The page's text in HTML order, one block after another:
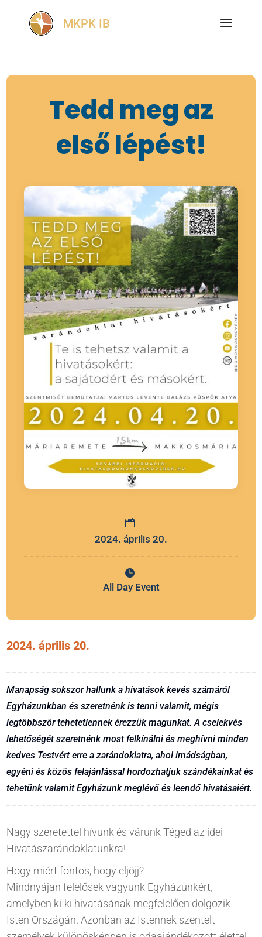
Tedd meg az
első lépést!
2024. április 20.
All Day Event
2024. április 20.
Manapság sokszor hallunk a hivatások kevés számáról
Egyházunkban és szeretnénk is tenni valamit, mégis
legtöbbször tehetetlennek érezzük magunkat. A cselekvés
lehetőségét szeretnénk most felkínálni és meghívni minden
kedves Testvért erre a zarándoklatra, ahol imádságban,
egyéni és közös felajánlással hordozhatjuk szándékainkat és
tehetünk valamit Egyházunk meglévő és leendő hivatásaiért.
Nagy szeretettel hívunk és várunk Téged az idei
Hivatászarándoklatunkra!
Hogy miért fontos, hogy eljöjj?
Mindnyájan felelősek vagyunk Egyházunkért,
amelyben ki-ki hivatásának megfelelően dolgozik
Isten Országán. Azonban az Istennek szentelt